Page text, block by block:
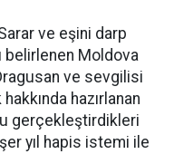
ve eşini darp
belirlenen Moldova
ve sevgilisi
hazırlanan
gerçekleştirdikleri
yıl hapis istemi ile